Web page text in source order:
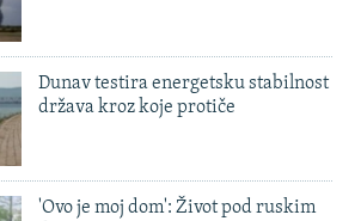
Dunav testira energetsku stabilnost
država kroz koje protiče
'Ovo je moj dom': Život pod ruskim